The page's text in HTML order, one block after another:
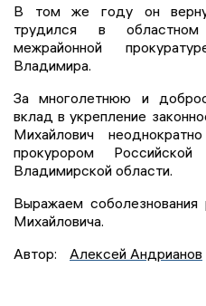
В том же году он
трудился в областном
межрайонной
Владимира.
За многолетнюю и
вклад в укрепление
Михайлович
прокурором
Владимирской области.
Выражаем
Михайловича.
Автор:
Алексей Андрианов